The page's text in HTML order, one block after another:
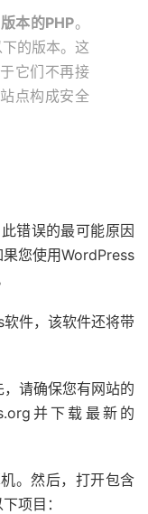
本的PHP。
的版本。这
它们不再接
点构成安全
错误的最可能原因
您使用WordPress
件，该软件还将带
请确保您有网站的
并下载最新的
。然后，打开包含
项目：